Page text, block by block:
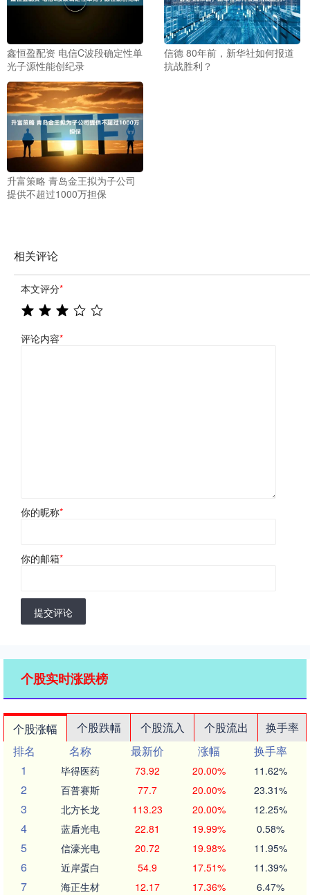
鑫恒盈配资 电信C波段确定性单
光子源性能创纪录
信德 80年前，新华社如何报道
抗战胜利？
升富策略 青岛金王拟为子公司
提供不超过1000万担保
相关评论
本文评分*
评论内容*
你的昵称*
你的邮箱*
提交评论
个股实时涨跌榜
个股涨幅 个股跌幅 个股流入 个股流出
换手率
排名
名称 最新价 涨幅
换手率
1
毕得医药 73.92 20.00% 11.62%
2 百普赛斯 77.7 20.00% 23.31%
3 北方长龙 113.23 20.00% 12.25%
4 蓝盾光电 22.81 19.99% 0.58%
5 信濠光电 20.72 19.98% 11.95%
6 近岸蛋白 54.9 17.51% 11.39%
7 海正生材 12.17 17.36% 6.47%